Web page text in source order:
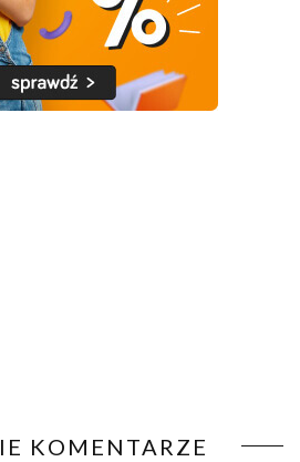
KOMENTARZE